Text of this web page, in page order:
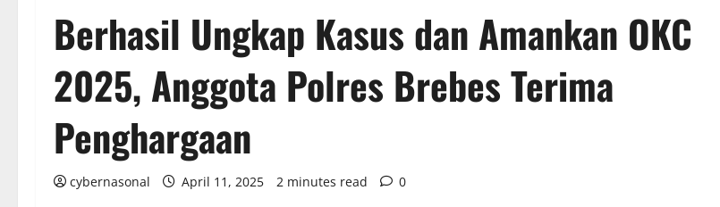
Berhasil Ungkap Kasus dan Amankan OKC
2025, Anggota Polres Brebes Terima
Penghargaan
cybernasonal April 11, 2025 2 minutes read 0